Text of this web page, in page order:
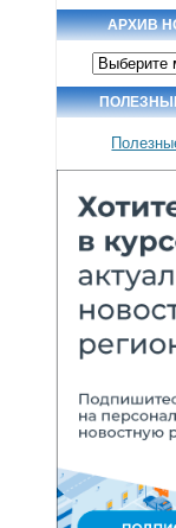
АРХИВ
Архив
новостей